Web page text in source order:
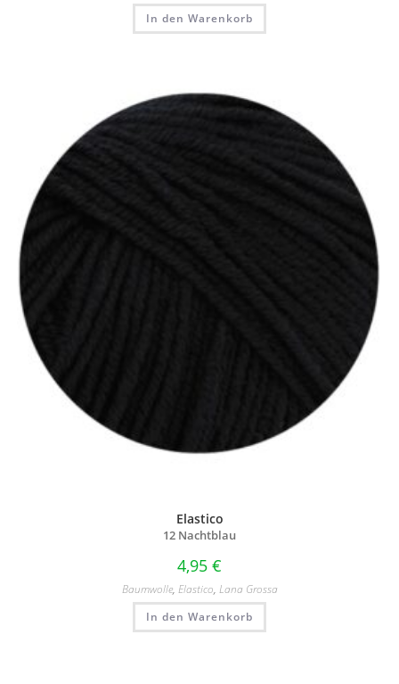
In den Warenkorb
Elastico
12 Nachtblau
4,95 €
Baumwolle, Elastico, Lana Grossa
In den Warenkorb